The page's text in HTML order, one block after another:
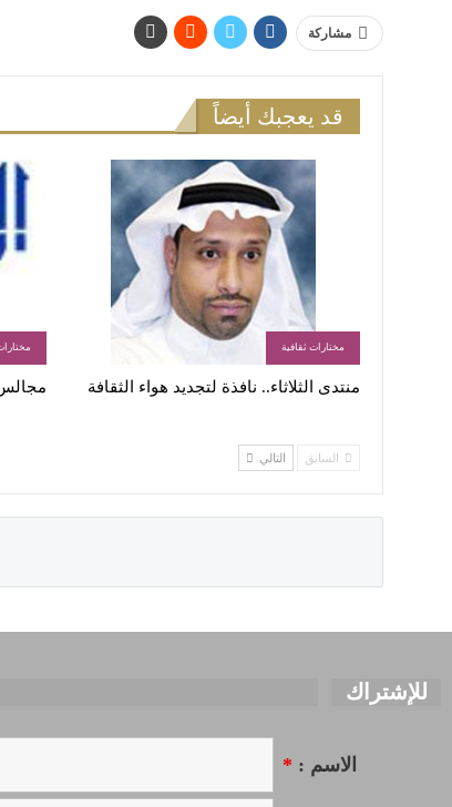
مشاركة
قد يعجبك أيضاً
مختارات ثقافية
منتدى الثلاثاء.. نافذة لتجديد هواء الثقافة
السابق التالي
للإشتراك
الاسم : *